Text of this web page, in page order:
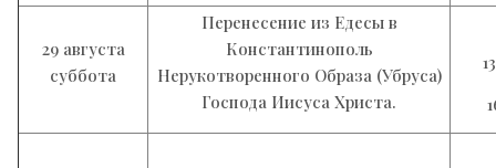
29 августа
суббота
Перенесение из Едесы в
Константинополь
Нерукотворенного Образа (Убруса)
Господа Иисуса Христа.